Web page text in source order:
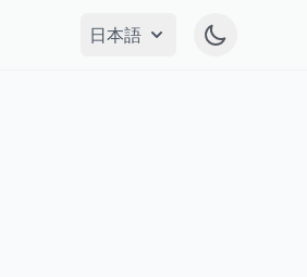
Open language menu
日本語 Toggle